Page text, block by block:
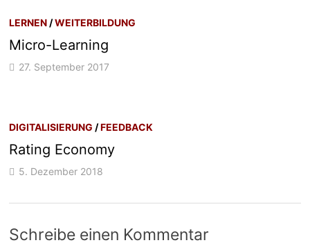
LERNEN /WEITERBILDUNG
Micro-Learning
27. September 2017
DIGITALISIERUNG /FEEDBACK
Rating Economy
5. Dezember 2018
Schreibe einen Kommentar